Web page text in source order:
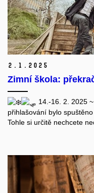
2. 1. 2025
Zimní škola:
14.-16. 2. 2025
přihlašování bylo spuštěno
Tohle si určitě nechcete